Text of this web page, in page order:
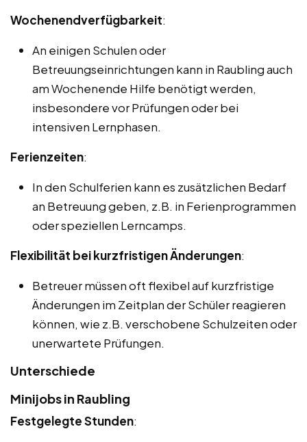
Wochenendverfügbarkeit:
An einigen Schulen oder
Betreuungseinrichtungen kann in Raubling auch
am Wochenende Hilfe benötigt werden,
insbesondere vor Prüfungen oder bei
intensiven Lernphasen.
Ferienzeiten:
In den Schulferien kann es zusätzlichen Bedarf
an Betreuung geben, z.B. in Ferienprogrammen
oder speziellen Lerncamps.
Flexibilität bei kurzfristigen Änderungen:
Betreuer müssen oft flexibel auf kurzfristige
Änderungen im Zeitplan der Schüler reagieren
können, wie z.B. verschobene Schulzeiten oder
unerwartete Prüfungen.
Unterschiede
Minijobs in Raubling
Festgelegte Stunden: